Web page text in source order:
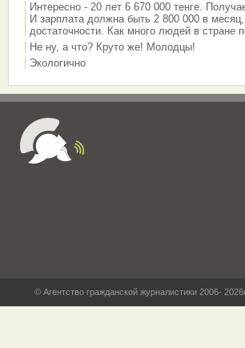
Интересно - 20 лет 6 670 000 тенге.
И зарплата должна быть 2 800 000 в
достаточности. Как много людей в стране
Не ну, а что? Круто же! Молодцы!
Экологично
© Агентство гражданской журналистики 2006-